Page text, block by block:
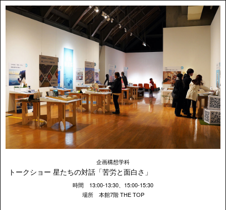
企画構想学科
トークショー 星たちの対話「苦労と面白さ」
時間 13:00-13:30、15:00-15:30
場所 本館7階 THE TOP